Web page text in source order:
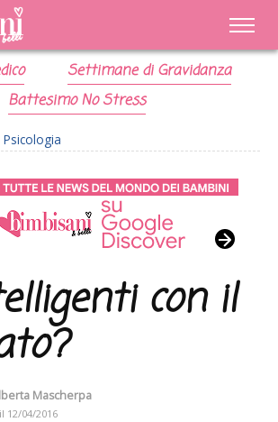
Settimane di Gravidanza
Battesimo No Stress
Psicologia
con il
Mascherpa
12/04/2016